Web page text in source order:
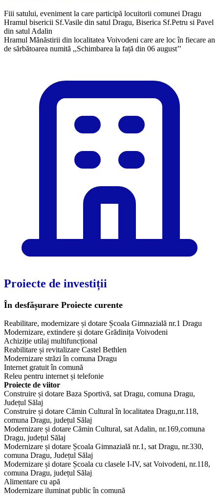
Fiii satului, eveniment la care participă locuitorii comunei Dragu
Hramul bisericii Sf.Vasile din satul Dragu, Biserica Sf.Petru si Pavel
din satul Adalin
Hramul Mănăstirii din localitatea Voivodeni care are loc în fiecare an
de sărbătoarea numită ,,Schimbarea la față din 06 august’’
Proiecte de investiții
În desfășurare Proiecte curente
Reabilitare, modernizare și dotare Școala Gimnazială nr.1 Dragu
Modernizare, extindere și dotare Grădinița Voivodeni
Achiziție utilaj multifuncțional
Reabilitare și revitalizare Castel Bethlen
Modernizare străzi în comuna Dragu
Internet gratuit în comună
Releu pentru internet și telefonie
Proiecte de viitor
Construire și dotare Baza Sportivă, sat Dragu, comuna Dragu,
Județul Sălaj
Construire și dotare Cămin Cultural în localitatea Dragu,nr.118,
comuna Dragu, județul Sălaj
Modernizare și dotare Cămin Cultural, sat Adalin, nr.169,comuna
Dragu, județul Sălaj
Modernizare și dotare Școala Gimnazială nr.1, sat Dragu, nr.330,
comuna Dragu, Județul Sălaj
Modernizare și dotare Școala cu clasele I-IV, sat Voivodeni, nr.118,
comuna Dragu, județul Sălaj
Alimentare cu apă
Modernizare iluminat public în comună